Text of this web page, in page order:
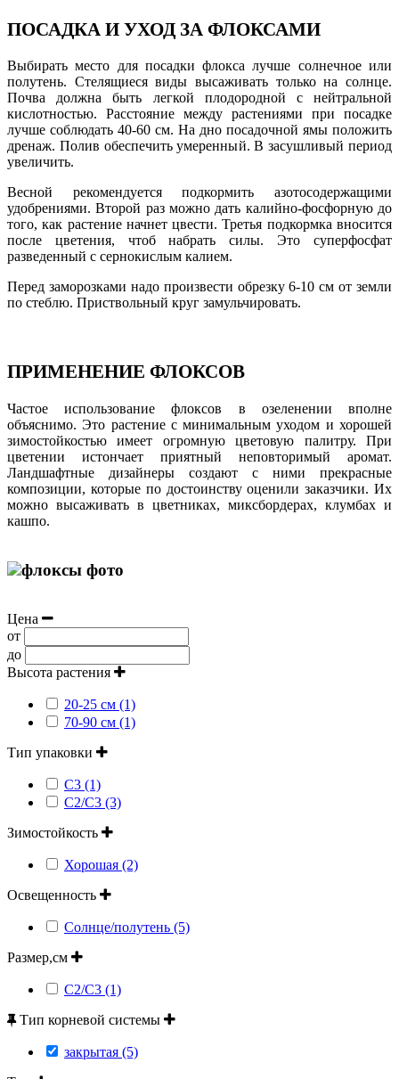
ПОСАДКА И УХОД ЗА ФЛОКСАМИ
Выбирать место для посадки флокса лучше солнечное или
полутень. Стелящиеся виды высаживать только на солнце.
Почва должна быть легкой плодородной с нейтральной
кислотностью. Расстояние между растениями при посадке
лучше соблюдать 40-60 см. На дно посадочной ямы положить
дренаж. Полив обеспечить умеренный. В засушливый период
увеличить.
Весной рекомендуется подкормить азотосодержащими
удобрениями. Второй раз можно дать калийно-фосфорную до
того, как растение начнет цвести. Третья подкормка вносится
после цветения, чтоб набрать силы. Это суперфосфат
разведенный с сернокислым калием.
Перед заморозками надо произвести обрезку 6-10 см от земли
по стеблю. Приствольный круг замульчировать.
ПРИМЕНЕНИЕ ФЛОКСОВ
Частое использование флоксов в озеленении вполне
объяснимо. Это растение с минимальным уходом и хорошей
зимостойкостью имеет огромную цветовую палитру. При
цветении истончает приятный неповторимый аромат.
Ландшафтные дизайнеры создают с ними прекрасные
композиции, которые по достоинству оценили заказчики. Их
можно высаживать в цветниках, миксбордерах, клумбах и
кашпо.
Цена
от
до
Высота растения
20-25 см (1)
70-90 см (1)
Тип упаковки
С3 (1)
С2/С3 (3)
Зимостойкость
Хорошая (2)
Освещенность
Солнце/полутень (5)
Размер,см
С2/С3 (1)
Тип корневой системы
закрытая (5)